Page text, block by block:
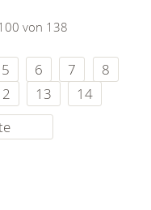
von 138
5 6 7
8
13
14